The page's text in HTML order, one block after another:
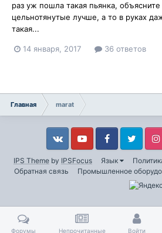
раз уж пошла такая пьянка,
цельнотянутые лучше, а то в руках
такая...
14 января, 2017 36 ответов
Главная marat
IPS Theme by IPSFocus Язык
Обратная связь
Промышленное
VkontakteYouTube FacebookTwitter
Форумы Непрочитанные Войти